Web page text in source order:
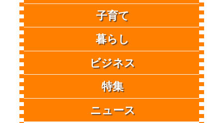
子育て
暮らし
ビジネス
特集
ニュース